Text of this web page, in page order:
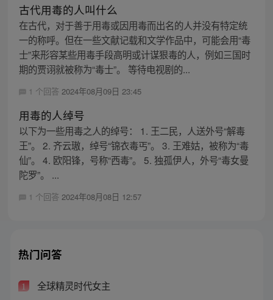
古代用毒的人叫什么
在古代，对于善于用毒或因用毒而出名的人并没有特定统
一的称呼。但在一些文献记载和文学作品中，可能会用“毒
士”来形容某些用毒手段高明或计谋狠毒的人，例如三国时
期的贾诩就被称为“毒士”。 等待电视剧的...
1 个回答 2024年08月09日 23:45
用毒的人绰号
以下为一些用毒之人的绰号： 1. 王二民，人送外号“解毒
王”。 2. 齐云璈，绰号“锦衣毒丐”。 3. 王难姑，被称为“毒
仙”。 4. 欧阳锋，号称“西毒”。 5. 独孤伊人，外号“毒女曼
陀罗”。 ...
1 个回答 2024年08月08日 12:57
热门问答
1 全球精灵时代女主